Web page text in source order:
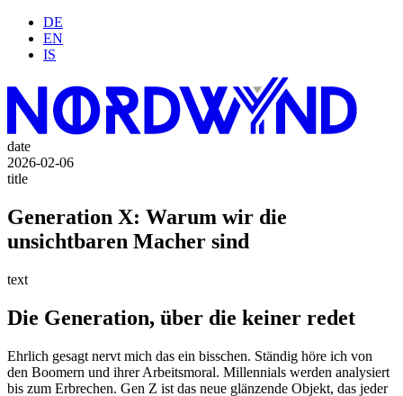
DE
EN
IS
date
2026-02-06
title
Generation X: Warum wir die
unsichtbaren Macher sind
text
Die Generation, über die keiner redet
Ehrlich gesagt nervt mich das ein bisschen. Ständig höre ich von
den Boomern und ihrer Arbeitsmoral. Millennials werden analysiert
bis zum Erbrechen. Gen Z ist das neue glänzende Objekt, das jeder